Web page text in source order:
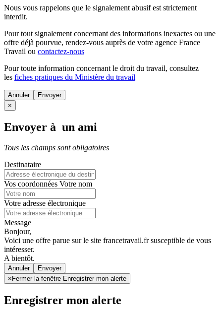
Nous vous rappelons que le signalement abusif est strictement
interdit.
Pour tout signalement concernant des informations inexactes ou une
offre déjà pourvue, rendez-vous auprès de votre agence France
Travail ou contactez-nous
Pour toute information concernant le droit du travail, consultez
les fiches pratiques du Ministère du travail
Annuler
×
Envoyer à un ami
Tous les champs sont obligatoires
Destinataire
Vos coordonnées Votre nom
Votre adresse électronique
Message
Bonjour,
Voici une offre parue sur le site francetravail.fr susceptible de vous
intéresser.
A bientôt.
Annuler
× Fermer la fenêtre Enregistrer mon alerte
Enregistrer mon alerte